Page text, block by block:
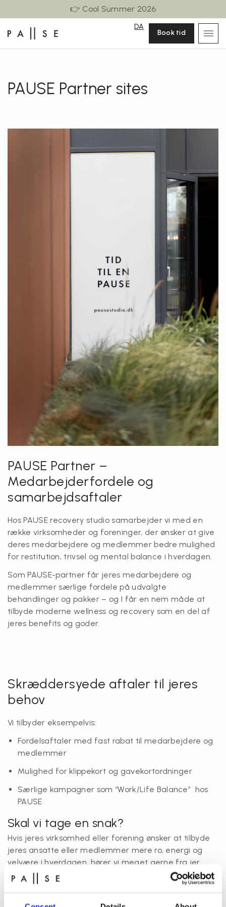
👉 Cool Summer 2026
DA
Book tid
PAUSE Partner sites
PAUSE Partner –
Medarbejderfordele og
samarbejdsaftaler
Hos PAUSE recovery studio samarbejder vi med en
række virksomheder og foreninger, der ønsker at give
deres medarbejdere og medlemmer bedre mulighed
for restitution, trivsel og mental balance i hverdagen.
Som PAUSE-partner får jeres medarbejdere og
medlemmer særlige fordele på udvalgte
behandlinger og pakker – og I får en nem måde at
tilbyde moderne wellness og recovery som en del af
jeres benefits og goder.
Skræddersyede aftaler til jeres
behov
Vi tilbyder eksempelvis:
Fordelsaftaler med fast rabat til medarbejdere og
medlemmer
Mulighed for klippekort og gavekortordninger
Særlige kampagner som “Work/Life Balance” hos
PAUSE
Skal vi tage en snak?
Hvis jeres virksomhed eller forening ønsker at tilbyde
jeres ansatte eller medlemmer mere ro, energi og
velvære i hverdagen, hører vi meget gerne fra jer.
Kontakt os på